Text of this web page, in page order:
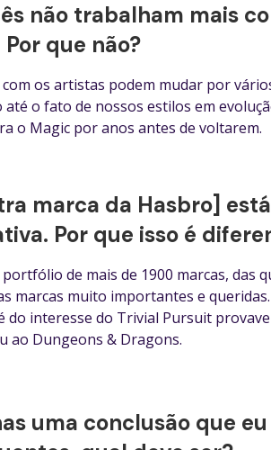
não trabalham mais
que não?
os artistas podem mudar por
o fato de nossos estilos em
o Magic por anos antes de voltarem.
marca da Hasbro]
Por que isso é
de mais de 1900 marcas, das
marcas muito importantes e
do interesse do Trivial Pursuit
ao Dungeons & Dragons.
uma conclusão que